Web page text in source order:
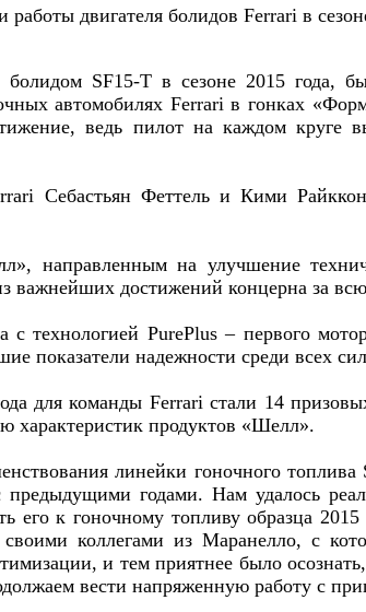
двигателя болидов Ferrari в
SF15-T в сезоне 2015 года,
автомобилях Ferrari в гонках
ведь пилот на каждом круге
Себастьян Феттель и Кими
направленным на улучшение
важнейших достижений концерна за
технологией PurePlus – первого
показатели надежности среди всех
для команды Ferrari стали 14
характеристик продуктов «Шелл».
линейки гоночного
годами. Нам удалось
его к гоночному топливу образца
коллегами из Маранелло, с
и тем приятнее было
вести напряженную работу с